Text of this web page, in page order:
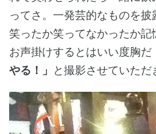
ってさ。一発芸的なものを披
笑ったか笑ってなかったか記
お声掛けするとはいい度胸だ
やる！」
と撮影させていただ